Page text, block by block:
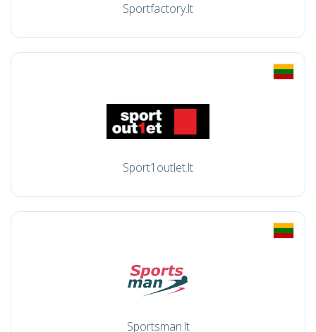
Sportfactory.lt
Sport1outlet.lt
Sportsman.lt